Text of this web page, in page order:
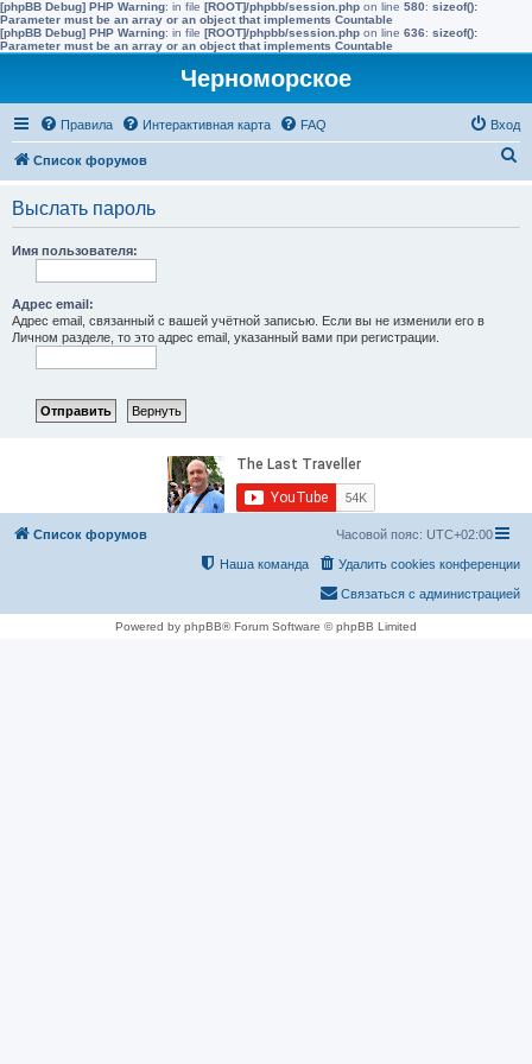
[phpBB Debug] PHP Warning: in file [ROOT]/phpbb/session.php on line 580: sizeof():
Parameter must be an array or an object that implements Countable
[phpBB Debug] PHP Warning: in file [ROOT]/phpbb/session.php on line 636: sizeof():
Parameter must be an array or an object that implements Countable
Черноморское
Правила Интерактивная карта FAQ Вход
Список форумов
Выслать пароль
Имя пользователя:
Адрес email:
Адрес email, связанный с вашей учётной записью. Если вы не изменили его в
Личном разделе, то это адрес email, указанный вами при регистрации.
Список форумов Часовой пояс: UTC+02:00
Удалить cookies конференции
Наша команда
Связаться с администрацией
Powered by phpBB® Forum Software © phpBB Limited